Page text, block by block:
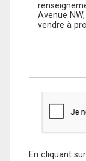
En cliquant